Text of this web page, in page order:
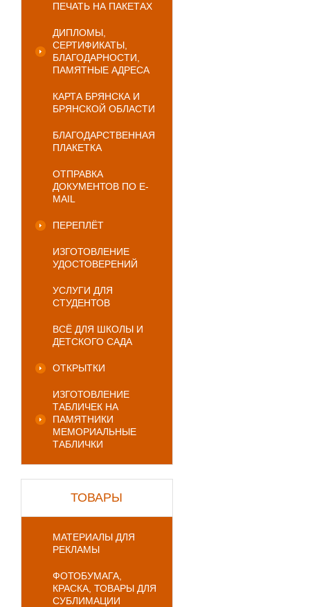
ПЕЧАТЬ НА ПАКЕТАХ
ДИПЛОМЫ,
СЕРТИФИКАТЫ,
БЛАГОДАРНОСТИ,
ПАМЯТНЫЕ АДРЕСА
КАРТА БРЯНСКА И
БРЯНСКОЙ ОБЛАСТИ
БЛАГОДАРСТВЕННАЯ
ПЛАКЕТКА
ОТПРАВКА
ДОКУМЕНТОВ ПО E-
MAIL
ПЕРЕПЛЁТ
ИЗГОТОВЛЕНИЕ
УДОСТОВЕРЕНИЙ
УСЛУГИ ДЛЯ
СТУДЕНТОВ
ВСЁ ДЛЯ ШКОЛЫ И
ДЕТСКОГО САДА
ОТКРЫТКИ
ИЗГОТОВЛЕНИЕ
ТАБЛИЧЕК НА
ПАМЯТНИКИ
МЕМОРИАЛЬНЫЕ
ТАБЛИЧКИ
ТОВАРЫ
МАТЕРИАЛЫ ДЛЯ
РЕКЛАМЫ
ФОТОБУМАГА,
КРАСКА, ТОВАРЫ ДЛЯ
СУБЛИМАЦИИ